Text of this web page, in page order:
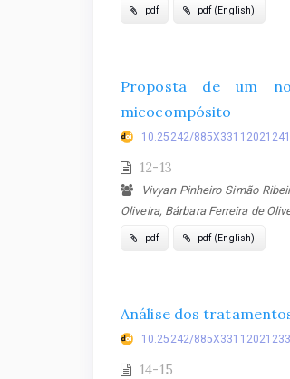
pdf pdf (English)
Proposta de um
micocompósito
10.25242/
12-13
Vivyan Pinheiro Simão
Oliveira, Bárbara Ferreira de
pdf pdf (English)
Análise dos
10.25242/
14-15